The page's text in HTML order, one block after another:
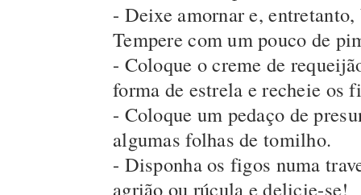
- Deixe amornar e,
Tempere com um pouco de
- Coloque o creme de
forma de estrela e recheie os
- Coloque um pedaço de
algumas folhas de tomilho.
- Disponha os figos numa
agrião ou rúcula e delicie-se!